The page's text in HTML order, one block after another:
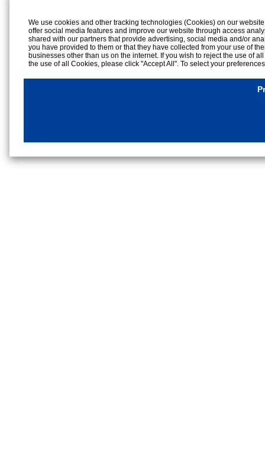
We use cookies and other tracking technologies (Cookies) on our
offer social media features and improve our website through access
shared with our partners that provide advertising, social media and/or
you have provided to them or that they have collected from your use of
businesses other than us on the internet. If you wish to reject the use of
the use of all Cookies, please click "Accept All". To select your